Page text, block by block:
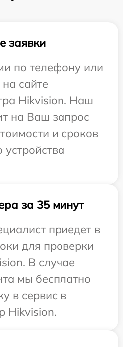
заявки
по телефону или
на сайте
Hikvision. Наш
на Ваш запрос
и сроков
за 35 минут
приедет в
для проверки
В случае
мы бесплатно
в сервис в
Hikvision.